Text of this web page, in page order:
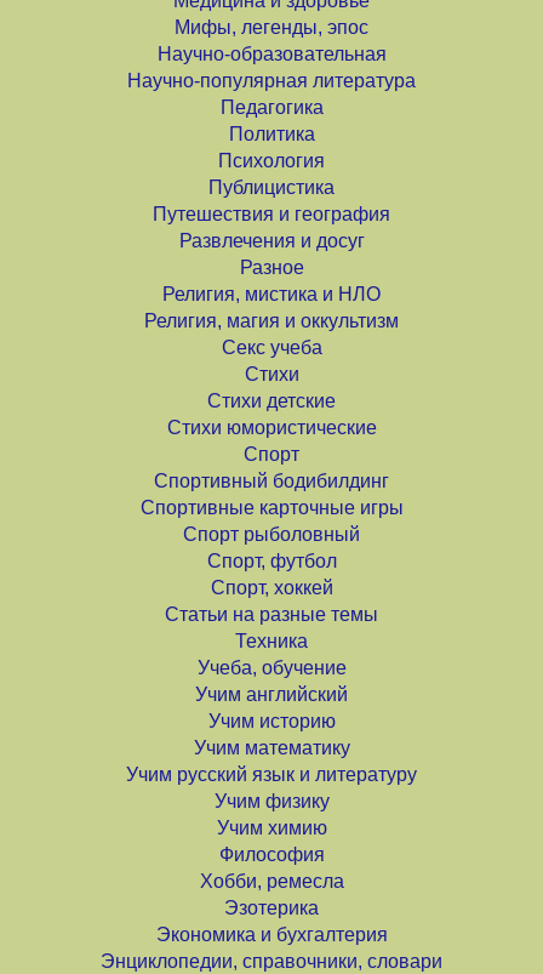
Мифы, легенды, эпос
Научно-образовательная
Научно-популярная литература
Педагогика
Политика
Психология
Публицистика
Путешествия и география
Развлечения и досуг
Разное
Религия, мистика и НЛО
Религия, магия и оккультизм
Секс учеба
Стихи
Стихи детские
Стихи юмористические
Спорт
Спортивный бодибилдинг
Спортивные карточные игры
Спорт рыболовный
Спорт, футбол
Спорт, хоккей
Статьи на разные темы
Техника
Учеба, обучение
Учим английский
Учим историю
Учим математику
Учим русский язык и литературу
Учим физику
Учим химию
Философия
Хобби, ремесла
Эзотерика
Экономика и бухгалтерия
Энциклопедии, справочники, словари